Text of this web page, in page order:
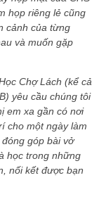
họp riêng lẻ cũng
cảnh của từng
và muốn gặp
Chợ Lách (kể cả
yêu cầu chúng tôi
em xa gần có nơi
cho một ngày làm
góp bài vở
học trong những
nối kết được bạn